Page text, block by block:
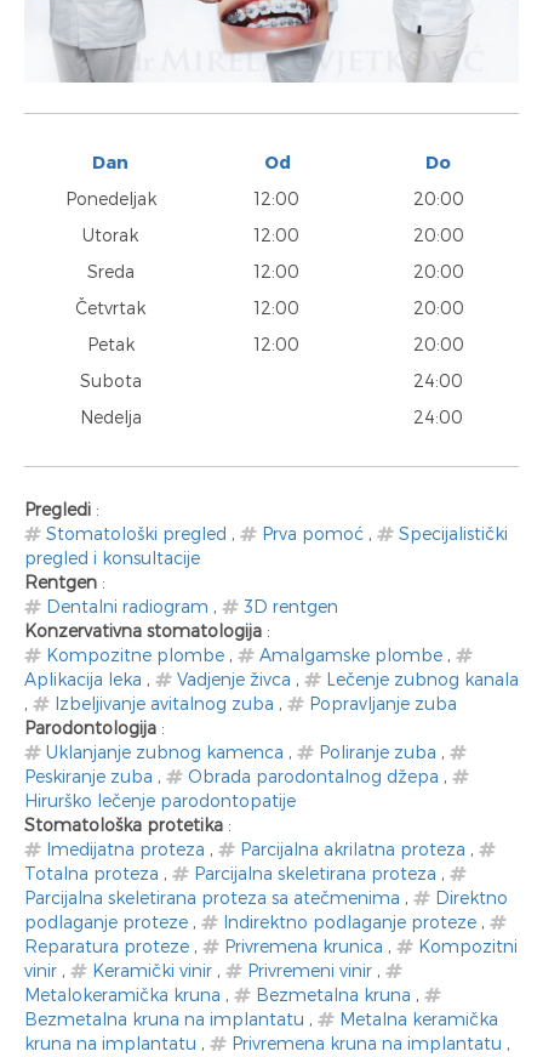
Dan Od
Do
Ponedeljak
12:00
20:00
Utorak
12:00
20:00
Sreda
12:00
20:00
Četvrtak
12:00
20:00
Petak
12:00
20:00
Subota
24:00
Nedelja
24:00
Pregledi :
Stomatološki pregled , Prva pomoć ,
Specijalistički
pregled i konsultacije
Rentgen :
Dentalni radiogram ,
3D rentgen
Konzervativna stomatologija :
Kompozitne plombe , Amalgamske plombe ,
Aplikacija leka , Vadjenje živca ,
Lečenje zubnog kanala
,
Izbeljivanje avitalnog zuba ,
Popravljanje zuba
Parodontologija :
Uklanjanje zubnog kamenca , Poliranje zuba ,
Peskiranje zuba , Obrada parodontalnog džepa ,
Hirurško lečenje parodontopatije
Stomatološka protetika :
Imedijatna proteza , Parcijalna akrilatna proteza ,
Totalna proteza , Parcijalna skeletirana proteza ,
Parcijalna skeletirana proteza sa atečmenima ,
Direktno
podlaganje proteze , Indirektno podlaganje proteze ,
Reparatura proteze , Privremena krunica ,
Kompozitni
vinir , Keramički vinir , Privremeni vinir ,
Metalokeramička kruna , Bezmetalna kruna ,
Bezmetalna kruna na implantatu ,
Metalna keramička
kruna na implantatu , Privremena kruna na implantatu ,